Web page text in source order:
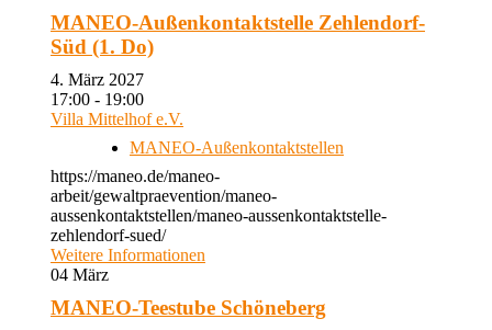
MANEO-Außenkontaktstelle Zehlendorf-
Süd (1. Do)
4. März 2027
17:00 - 19:00
Villa Mittelhof e.V.
MANEO-Außenkontaktstellen
https://maneo.de/maneo-
arbeit/gewaltpraevention/maneo-
aussenkontaktstellen/maneo-aussenkontaktstelle-
zehlendorf-sued/
Weitere Informationen
04 März
MANEO-Teestube Schöneberg